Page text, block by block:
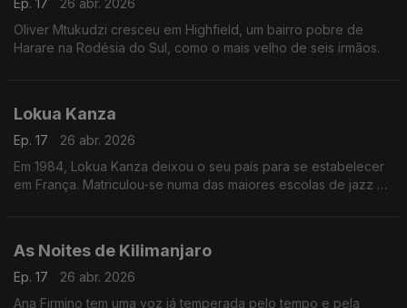
Ep. 17
26 abr. 2026
Oliver Mtukudzi cresceu em Highfield, um bairro pobre de
Harare na Rodésia do Sul, como o mais velho de seis irmãos.
Lokua Kanza
Ep. 17
26 abr. 2026
Em 1984, Lokua Kanza deixou o seu país para se estabelecer
em França. Matriculou-se numa das maiores escolas de jazz da
As Noites de Kilimanjaro
Ep. 17
26 abr. 2026
Ana Firmino tem uma voz já temperada pelo tempo e pela